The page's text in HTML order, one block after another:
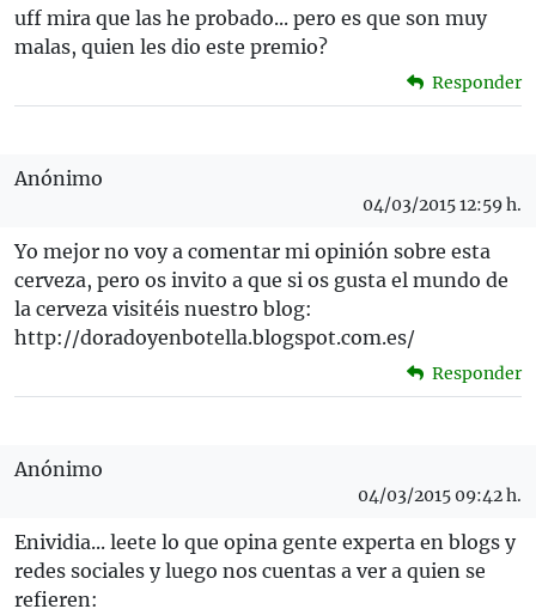
uff mira que las he probado... pero es que son muy
malas, quien les dio este premio?
Responder
Anónimo
04/03/2015 12:59 h.
Yo mejor no voy a comentar mi opinión sobre esta
cerveza, pero os invito a que si os gusta el mundo de
la cerveza visitéis nuestro blog:
http://doradoyenbotella.blogspot.com.es/
Responder
Anónimo
04/03/2015 09:42 h.
Enividia... leete lo que opina gente experta en blogs y
redes sociales y luego nos cuentas a ver a quien se
refieren: